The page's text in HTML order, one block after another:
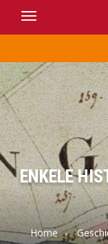
Toggle
navigation
Stadsarchief
Mechelen
ENKELE
Home